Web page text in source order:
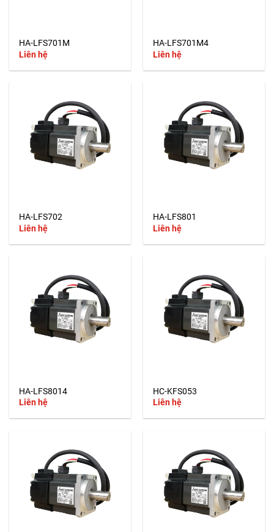
HA-LFS701M
Liên hệ
HA-LFS701M4
Liên hệ
HA-LFS702
Liên hệ
HA-LFS801
Liên hệ
HA-LFS8014
Liên hệ
HC-KFS053
Liên hệ